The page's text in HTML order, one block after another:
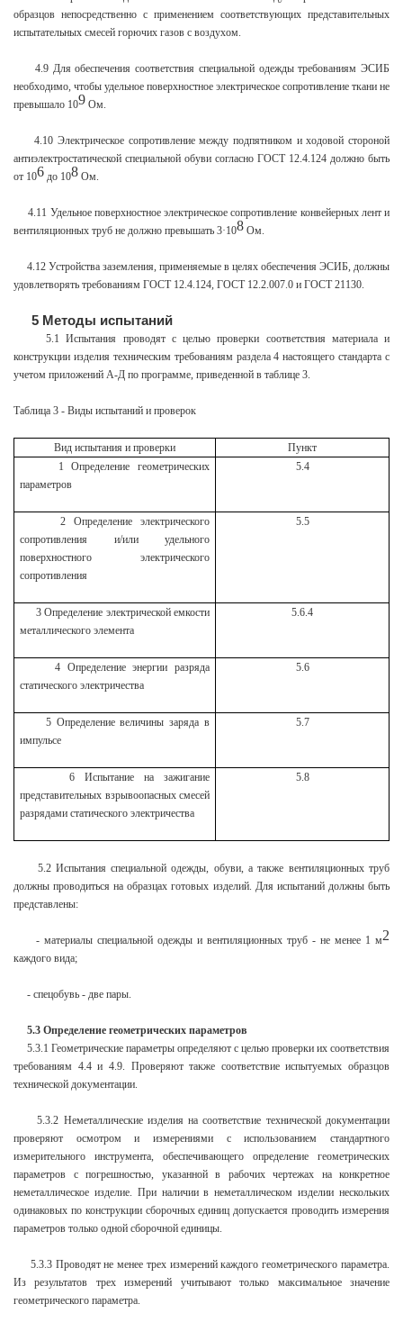
образцов непосредственно с применением соответствующих представительных
испытательных смесей горючих газов с воздухом.
4.9 Для обеспечения соответствия специальной одежды требованиям ЭСИБ
необходимо, чтобы удельное поверхностное электрическое сопротивление ткани не
превышало 109 Ом.
4.10 Электрическое сопротивление между подпятником и ходовой стороной
антиэлектростатической специальной обуви согласно ГОСТ 12.4.124 должно быть
от 106 до 108 Ом.
4.11 Удельное поверхностное электрическое сопротивление конвейерных лент и
вентиляционных труб не должно превышать 3·108 Ом.
4.12 Устройства заземления, применяемые в целях обеспечения ЭСИБ, должны
удовлетворять требованиям ГОСТ 12.4.124, ГОСТ 12.2.007.0 и ГОСТ 21130.
5 Методы испытаний
5.1 Испытания проводят с целью проверки соответствия материала и
конструкции изделия техническим требованиям раздела 4 настоящего стандарта с
учетом приложений А-Д по программе, приведенной в таблице 3.
Таблица 3 - Виды испытаний и проверок
Вид испытания и проверки
Пункт
1 Определение геометрических
параметров
5.4
2 Определение электрического
сопротивления и/или удельного
поверхностного электрического
сопротивления
5.5
3 Определение электрической емкости
металлического элемента
5.6.4
4 Определение энергии разряда
статического электричества
5.6
5 Определение величины заряда в
импульсе
5.7
6 Испытание на зажигание
представительных взрывоопасных смесей
разрядами статического электричества
5.8
5.2 Испытания специальной одежды, обуви, а также вентиляционных труб
должны проводиться на образцах готовых изделий. Для испытаний должны быть
представлены:
- материалы специальной одежды и вентиляционных труб - не менее 1 м2
каждого вида;
- спецобувь - две пары.
5.3 Определение геометрических параметров
5.3.1 Геометрические параметры определяют с целью проверки их соответствия
требованиям 4.4 и 4.9. Проверяют также соответствие испытуемых образцов
технической документации.
5.3.2 Неметаллические изделия на соответствие технической документации
проверяют осмотром и измерениями с использованием стандартного
измерительного инструмента, обеспечивающего определение геометрических
параметров с погрешностью, указанной в рабочих чертежах на конкретное
неметаллическое изделие. При наличии в неметаллическом изделии нескольких
одинаковых по конструкции сборочных единиц допускается проводить измерения
параметров только одной сборочной единицы.
5.3.3 Проводят не менее трех измерений каждого геометрического параметра.
Из результатов трех измерений учитывают только максимальное значение
геометрического параметра.